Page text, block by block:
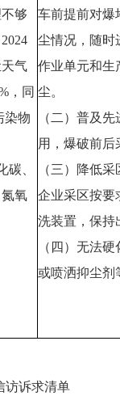
够
气
，同
染物
碳、
氧
车前提前对爆
尘情况，随时
作业单元和生
尘。
（二）普及
用，爆破前后
（三）降低
企业采区按要
洗装置，保持
（四）无法
或喷洒抑尘剂
访诉求清单